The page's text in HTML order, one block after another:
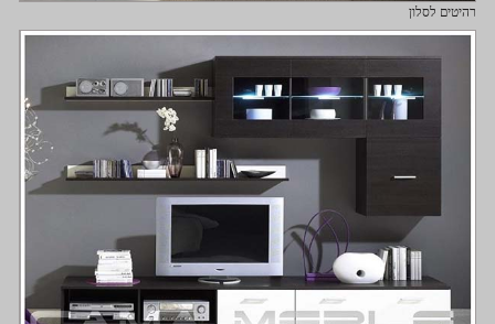
רהיטים לסלון